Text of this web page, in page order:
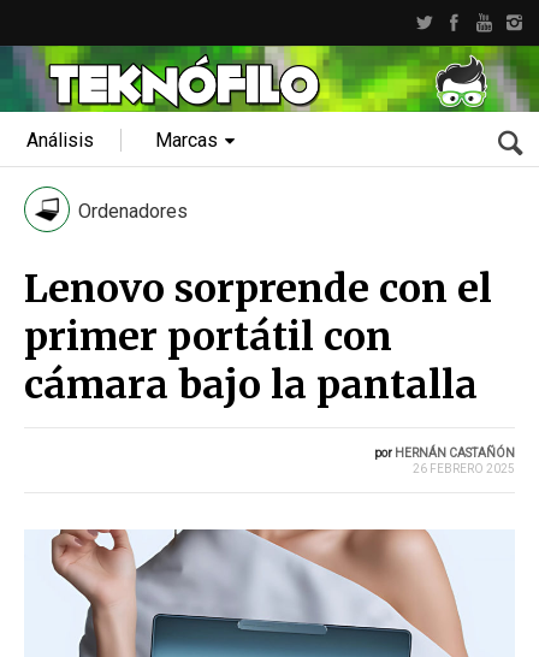
Análisis Marcas
Ordenadores
Lenovo sorprende con el
primer portátil con
cámara bajo la pantalla
por HERNÁN CASTAÑÓN
26 FEBRERO 2025